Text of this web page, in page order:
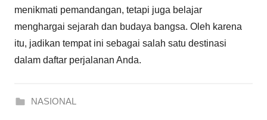
menikmati pemandangan, tetapi juga belajar
menghargai sejarah dan budaya bangsa. Oleh karena
itu, jadikan tempat ini sebagai salah satu destinasi
dalam daftar perjalanan Anda.
NASIONAL